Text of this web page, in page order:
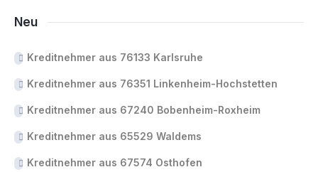
Neu
Kreditnehmer aus 76133 Karlsruhe
Kreditnehmer aus 76351 Linkenheim-Hochstetten
Kreditnehmer aus 67240 Bobenheim-Roxheim
Kreditnehmer aus 65529 Waldems
Kreditnehmer aus 67574 Osthofen